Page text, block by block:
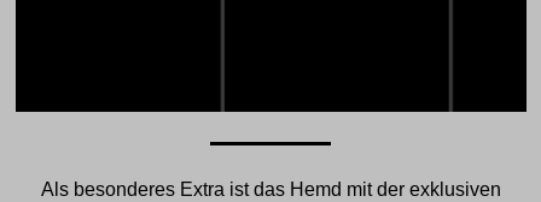
Als besonderes Extra ist das Hemd mit der exklusiven